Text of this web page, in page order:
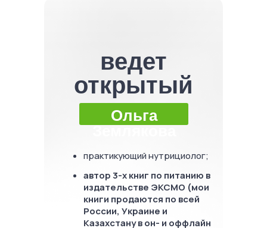
практикующий нутрициолог;
автор 3-х книг по питанию в
издательстве ЭКСМО (мои
книги продаются по всей
России, Украине и
Казахстану в он- и оффлайн
ведет
открытый
урок
Ольга
Землякова